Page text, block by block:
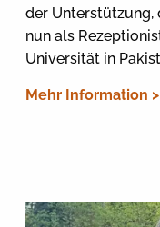
der Unterstützung,
nun als
Universität in
Mehr Information >